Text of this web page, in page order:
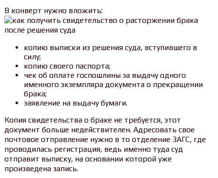
В конверт нужно вложить:
копию выписки из решения суда, вступившего в
силу;
копию своего паспорта;
чек об оплате госпошлины за выдачу одного
именного экземпляра документа о прекращении
брака;
заявление на выдачу бумаги.
Копия свидетельства о браке не требуется, этот
документ больше недействителен. Адресовать свое
почтовое отправление нужно в то отделение ЗАГС, где
проводилась регистрация, ведь именно туда суд
отправит выписку, на основании которой уже
произведена запись.